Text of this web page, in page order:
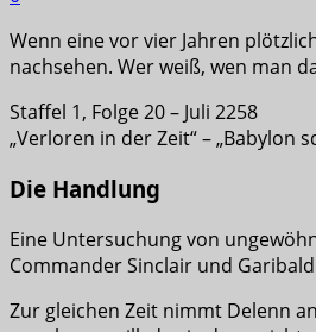
Wenn eine vor vier Jahren
nachsehen. Wer weiß, wen man
Staffel 1, Folge 20 – Juli 2258
„Verloren in der Zeit“ – „Babylon
Die Handlung
Eine Untersuchung von
Commander Sinclair und
Zur gleichen Zeit nimmt Delenn